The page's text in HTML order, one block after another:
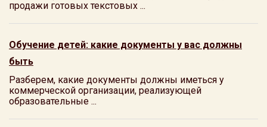
продажи готовых текстовых ...
Обучение детей: какие документы у вас должны
быть
Разберем, какие документы должны иметься у
коммерческой организации, реализующей
образовательные ...